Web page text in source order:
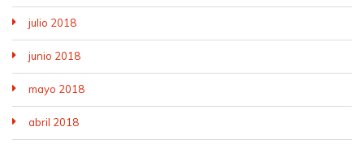
julio 2018
junio 2018
mayo 2018
abril 2018